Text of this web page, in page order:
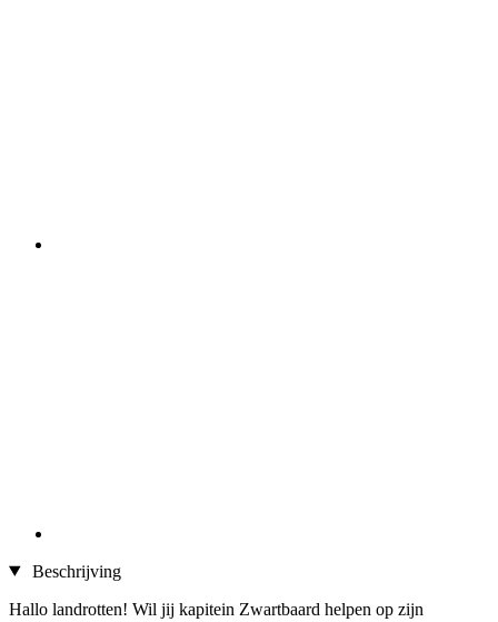
Beschrijving
Hallo landrotten! Wil jij kapitein Zwartbaard helpen op zijn